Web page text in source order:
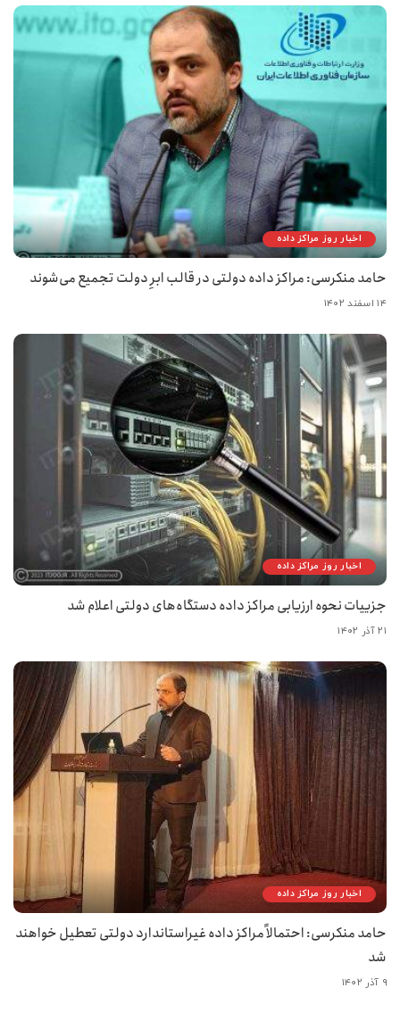
اخبار روز مراکز داده
حامد منکرسی: مراکز داده دولتی در قالب ابرِ دولت تجمیع می‌شوند
۱۴ اسفند ۱۴۰۲
اخبار روز مراکز داده
جزییات نحوه ارزیابی مراکز داده دستگاه‌های دولتی اعلام شد
۲۱ آذر ۱۴۰۲
اخبار روز مراکز داده
حامد منکرسی: احتمالاً مراکز داده غیراستاندارد دولتی تعطیل خواهند
شد
۹ آذر ۱۴۰۲